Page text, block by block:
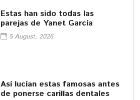
Estas han sido todas las
parejas de Yanet García
5 August, 2026
Así lucían estas famosas antes
de ponerse carillas dentales